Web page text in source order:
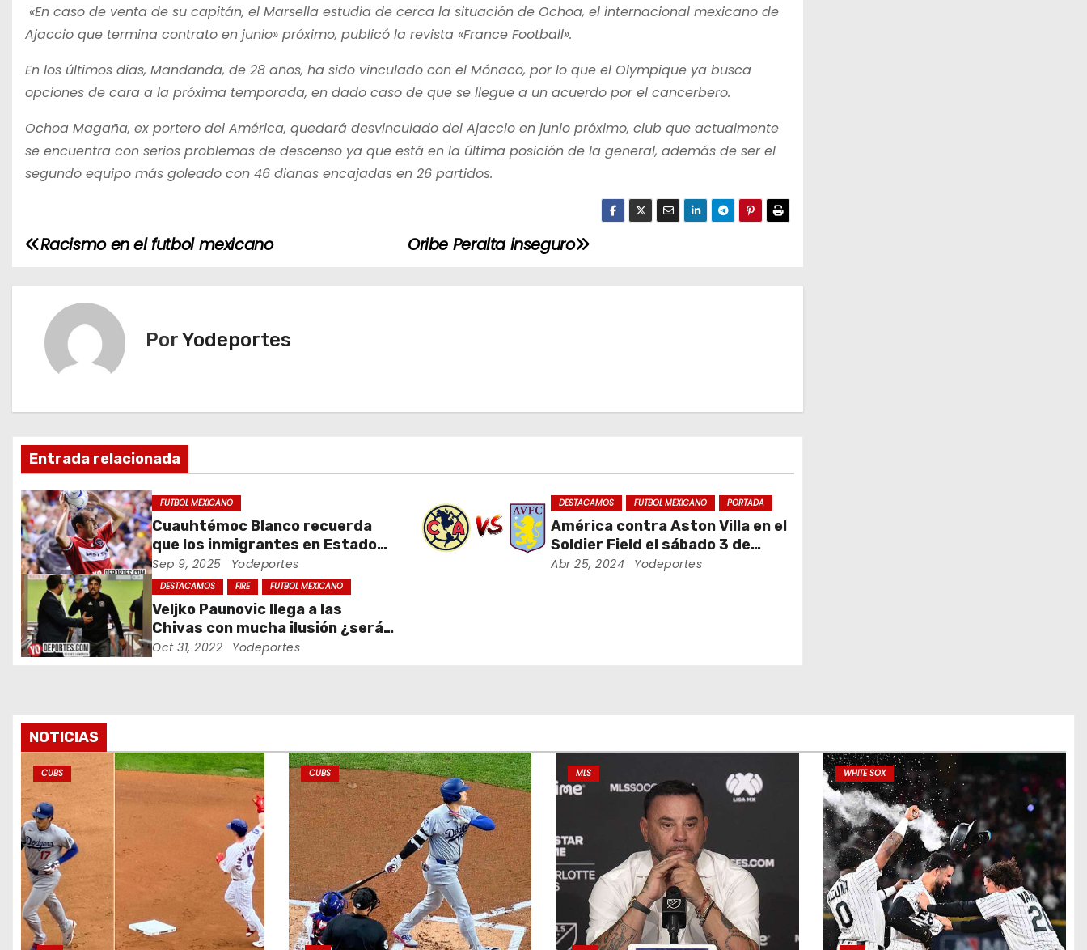
«En caso de venta de su capitán, el Marsella estudia de cerca la situación de Ochoa, el internacional mexicano de
Ajaccio que termina contrato en junio» próximo, publicó la revista «France Football».
En los últimos días, Mandanda, de 28 años, ha sido vinculado con el Mónaco, por lo que el Olympique ya busca
opciones de cara a la próxima temporada, en dado caso de que se llegue a un acuerdo por el cancerbero.
Ochoa Magaña, ex portero del América, quedará desvinculado del Ajaccio en junio próximo, club que actualmente
se encuentra con serios problemas de descenso ya que está en la última posición de la general, además de ser el
segundo equipo más goleado con 46 dianas encajadas en 26 partidos.
N
a
a
c
i
ó
n
d
e
e
t
r
a
d
a
s
Oribe Peralta inseguro
Racismo en el futbol mexicano
PorYodeportes
Entrada relacionada
FUTBOL MEXICANO
Cuauhtémoc Blanco recuerda
que los inmigrantes en Estados
Unidos son gente trabajadora
Sep 9, 2025 Yodeportes
DESTACAMOS FUTBOL MEXICANO PORTADA
América contra Aston Villa en el
Soldier Field el sábado 3 de
agosto
Abr 25, 2024 Yodeportes
DESTACAMOS FIRE FUTBOL MEXICANO
Veljko Paunovic llega a las
Chivas con mucha ilusión ¿será
suficiente?
Oct 31, 2022 Yodeportes
NOTICIAS
CUBS CUBS MLS WHITE SOX